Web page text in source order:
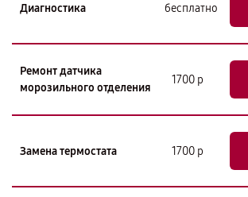
Диагностика бесплатно
Ремонт датчика
морозильного отделения
1700 р
Замена термостата 1700 р